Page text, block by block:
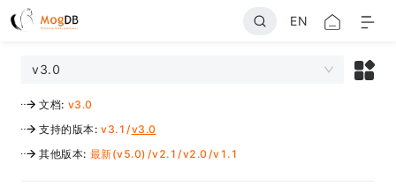
EN
v3.0
文档: v3.0
支持的版本: v3.1 /v3.0
其他版本: 最新(v5.0) /v2.1 /v2.0/v1.1